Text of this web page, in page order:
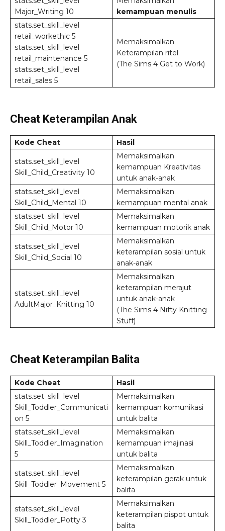
Major_Writing 10
kemampuan menulis
stats.set_skill_level
retail_workethic 5
stats.set_skill_level
retail_maintenance 5
stats.set_skill_level
retail_sales 5
Memaksimalkan
Keterampilan ritel
(The Sims 4 Get to Work)
Cheat Keterampilan Anak
Kode Cheat Hasil
stats.set_skill_level
Skill_Child_Creativity 10
Memaksimalkan
kemampuan Kreativitas
untuk anak-anak
stats.set_skill_level
Skill_Child_Mental 10
Memaksimalkan
kemampuan mental anak
stats.set_skill_level
Skill_Child_Motor 10
Memaksimalkan
kemampuan motorik anak
stats.set_skill_level
Skill_Child_Social 10
Memaksimalkan
keterampilan sosial untuk
anak-anak
stats.set_skill_level
AdultMajor_Knitting 10
Memaksimalkan
keterampilan merajut
untuk anak-anak
(The Sims 4 Nifty Knitting
Stuff)
Cheat Keterampilan Balita
Kode Cheat
Hasil
stats.set_skill_level
Skill_Toddler_Communicati
on 5
Memaksimalkan
kemampuan komunikasi
untuk balita
stats.set_skill_level
Skill_Toddler_Imagination
5
Memaksimalkan
kemampuan imajinasi
untuk balita
stats.set_skill_level
Skill_Toddler_Movement 5
Memaksimalkan
keterampilan gerak untuk
balita
stats.set_skill_level
Skill_Toddler_Potty 3
Memaksimalkan
keterampilan pispot untuk
balita